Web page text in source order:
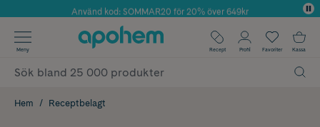
Årets Butik 2025 inom Skönhet
Använd kod: SOMMAR20 för 20% över 649kr
✓ Fri frakt
✓ Poäng på alla köp*
Meny Recept Profil Favoriter Kassa
Hem Receptbelagt